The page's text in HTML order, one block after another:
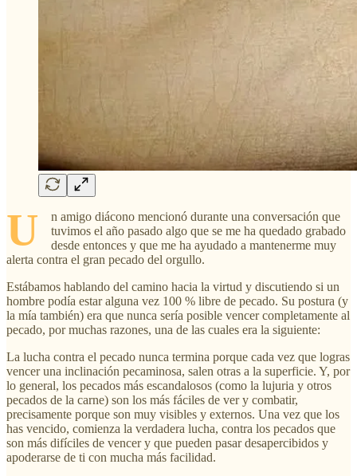
U
n amigo diácono mencionó durante una conversación que
tuvimos el año pasado algo que se me ha quedado grabado
desde entonces y que me ha ayudado a mantenerme muy
alerta contra el gran pecado del orgullo.
Estábamos hablando del camino hacia la virtud y discutiendo si un
hombre podía estar alguna vez 100 % libre de pecado. Su postura (y
la mía también) era que nunca sería posible vencer completamente al
pecado, por muchas razones, una de las cuales era la siguiente:
La lucha contra el pecado nunca termina porque cada vez que logras
vencer una inclinación pecaminosa, salen otras a la superficie. Y, por
lo general, los pecados más escandalosos (como la lujuria y otros
pecados de la carne) son los más fáciles de ver y combatir,
precisamente porque son muy visibles y externos. Una vez que los
has vencido, comienza la verdadera lucha, contra los pecados que
son más difíciles de vencer y que pueden pasar desapercibidos y
apoderarse de ti con mucha más facilidad.